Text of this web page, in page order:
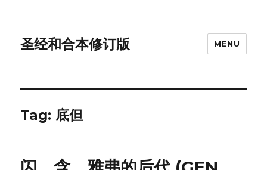
圣经和合本修订版 MENU
Tag: 底但